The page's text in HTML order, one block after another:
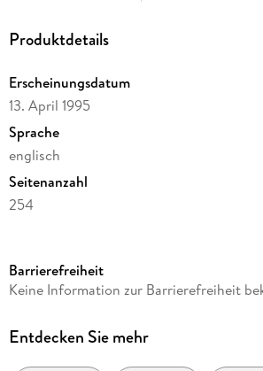
Produktdetails
Erscheinungsdatum
13. April 1995
Sprache
englisch
Seitenanzahl
254
Autor/Autorin
Illustrationen
Barrierefreiheit
Keine Information zur Barrierefreiheit
Entdecken Sie mehr